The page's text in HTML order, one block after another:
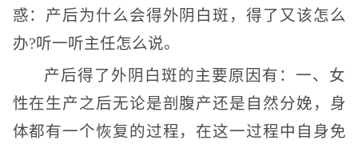
惑：产后为什么会得外阴白斑，得了又该怎么
办?听一听主任怎么说。
产后得了外阴白斑的主要原因有：一、女
性在生产之后无论是剖腹产还是自然分娩，身
体都有一个恢复的过程，在这一过程中自身免